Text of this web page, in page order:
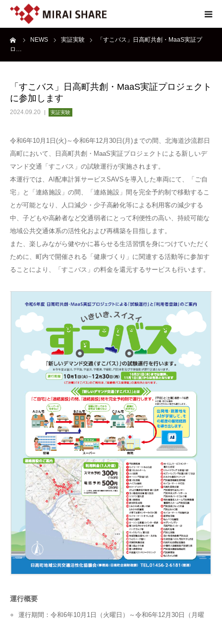
NEWS 実証実験
「すこバス」日高町共創・MaaS実証プ
ロ…
「すこバス」日高町共創・MaaS実証プロジェクト
に参加します
2024.09.20 実証実験
令和6年10月1日(火)～令和6年12月30日(月)までの間、北海道沙流郡日
高町において、日高町共創・MaaS実証プロジェクトによる新しいデ
マンド交通「すこバス」の試験運行が実施されます。
本運行では、AI配車計算サービスSAVSを導入した車両にて、「ご自
宅」と「連絡施設」の間、「連絡施設」間を完全予約制で移動するこ
とが可能となり、人口減少・少子高齢化等による利用客の減少する
中、子どもや高齢者など交通弱者にとって利便性の高い、持続可能な
地域公共交通体系の活性化および再構築を目指します。
また、楽しみながら健やかに暮らせる生活習慣を身につけていただく
ために、町内で開催される「健康づくり」に関連する活動等に参加す
ることにより、「すこバス」の料金を還元するサービスも行います。
運行概要
運行期間：令和6年10月1日（火曜日）～令和6年12月30日（月曜
NEWS
SERVICE
ABOUT